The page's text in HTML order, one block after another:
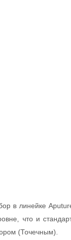
в линейке
что и
(Точечным).